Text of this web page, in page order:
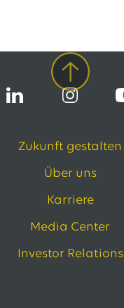
Zukunft gestalten
Über uns
Karriere
Media Center
Investor Relations